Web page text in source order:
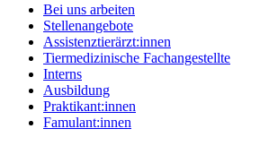
Bei uns arbeiten
Stellenangebote
Assistenztierärzt:innen
Tiermedizinische Fachangestellte
Interns
Ausbildung
Praktikant:innen
Famulant:innen